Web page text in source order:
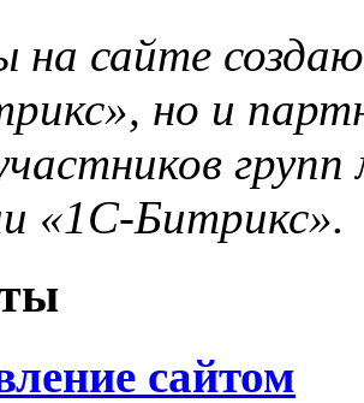
на сайте
но и
«1С-Битрикс».
сайтом